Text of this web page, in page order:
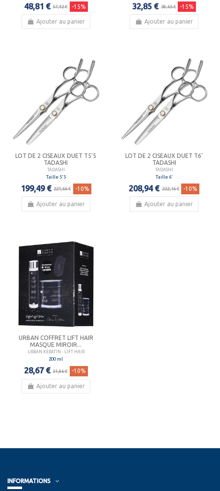
48,81 € 57,42 € -15%
Ajouter au panier
32,85 € 38,65 € -15%
Ajouter au panier
LOT DE 2 CISEAUX DUET T5'5
TADASHI
TADASHI
Taille 5'5
199,49 € 221,66 € -10%
Ajouter au panier
LOT DE 2 CISEAUX DUET T6'
TADASHI
TADASHI
Taille 6'
208,94 € 232,16 € -10%
Ajouter au panier
URBAN COFFRET LIFT HAIR
MASQUE MIROIR...
URBAN KERATIN - LIFT HAIR
200 ml
28,67 € 31,86 € -10%
Ajouter au panier
INFORMATIONS